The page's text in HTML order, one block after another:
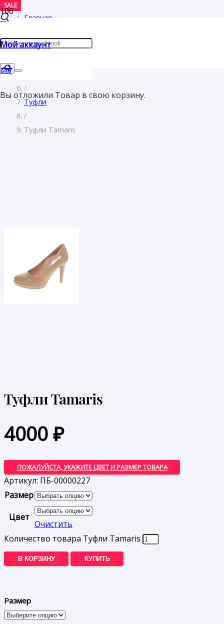
Мой аккаунт
Вы отложили Товар в свою корзину.
Главная
Женщинам
/
Туфли
/
Туфли Tamaris
Туфли Tamaris
4000₽
ПОЖАЛУЙСТА, УКАЖИТЕ ЦВЕТ И РАЗМЕР ТОВАРА
Артикул: ПБ-00000227
Размер
Цвет
Очистить
Количество товара Туфли Tamaris
В КОРЗИНУ КУПИТЬ
Размер
SALE